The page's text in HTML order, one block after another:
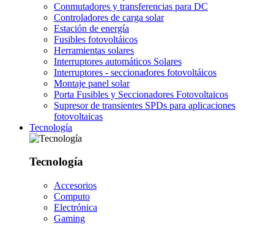
Conmutadores y transferencias para DC
Controladores de carga solar
Estación de energía
Fusibles fotovoltáicos
Herramientas solares
Interruptores automáticos Solares
Interruptores - seccionadores fotovoltáicos
Montaje panel solar
Porta Fusibles y Seccionadores Fotovoltaicos
Supresor de transientes SPDs para aplicaciones
fotovoltaicas
Tecnología
Tecnología
Accesorios
Computo
Electrónica
Gaming